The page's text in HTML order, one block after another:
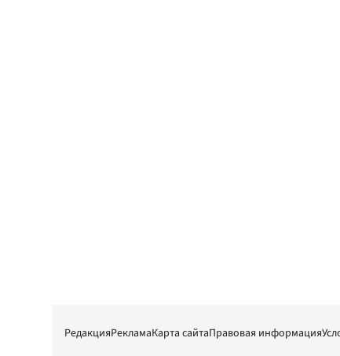
РедакцияРекламаКарта сайтаПравовая информация